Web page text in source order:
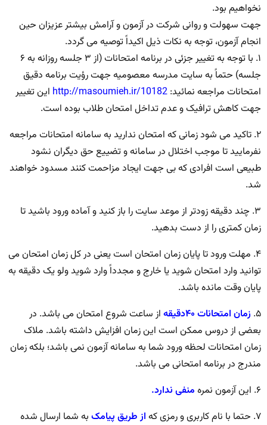
نخواهیم بود.
جهت سهولت و روانی شرکت در آزمون و آرامش بیشتر عزیزان حین
انجام آزمون، توجه به نکات ذیل اکیداً توصیه می گردد.
۱. با توجه به تغییر جزئی در برنامه امتحانات (از ۳ جلسه روزانه به ۶
جلسه) حتماً به سایت مدرسه معصومیه جهت رؤیت برنامه دقیق
امتحانات مراجعه نمائید: http://masoumieh.ir/10182 این تغییر
جهت کاهش ترافیک و عدم تداخل امتحان طلاب بوده است.
۲. تاکید می شود زمانی که امتحان ندارید به سامانه امتحانات مراجعه
نفرمایید تا موجب اختلال در سامانه و تضییع حق دیگران نشود
طبیعی است افرادی که بی جهت ایجاد مزاحمت کنند مسدود خواهند
شد.
۳. چند دقیقه زودتر از موعد سایت را باز کنید و آماده ورود باشید تا
زمان کمتری را از دست بدهید.
۴. مهلت ورود تا پایان زمان امتحان است یعنی در کل زمان امتحان می
توانید وارد امتحان شوید یا خارج و مجدداً وارد شوید ولو یک دقیقه به
پایان وقت مانده باشد.
۵. زمان امتحانات ۴۰دقیقه
از ساعت شروع امتحان می باشد. در
بعضی از دروس ممکن است این زمان افزایش داشته باشد. ملاک
زمان امتحانات لحظه ورود شما به سامانه آزمون نمی باشد؛ بلکه زمان
مندرج در برنامه امتحانی می باشد.
۶. این آزمون نمره
منفی ندارد.
۷. حتما با نام کاربری و رمزی که
از طریق پیامک به شما ارسال شده